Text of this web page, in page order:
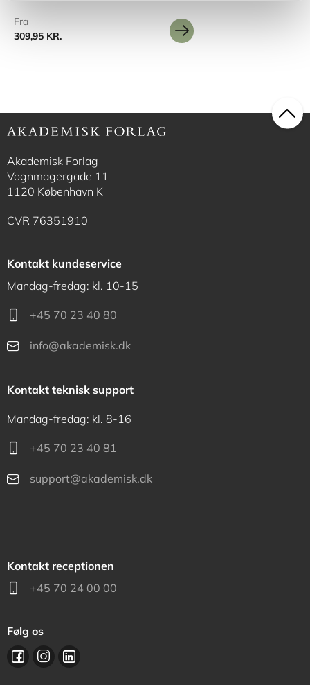
Fra
309,95 KR.
Akademisk Forlag
Vognmagergade 11
1120 København K
CVR 76351910
Kontakt kundeservice
Mandag-fredag: kl. 10-15
+45 70 23 40 80
info@akademisk.dk
Kontakt teknisk support
Mandag-fredag: kl. 8-16
+45 70 23 40 81
support@akademisk.dk
Kontakt receptionen
+45 70 24 00 00
Følg os